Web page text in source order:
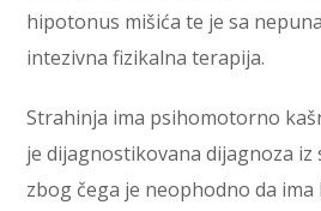
hipotonus mišića te je sa
intezivna fizikalna terapija.
Strahinja ima psihomotorno
je dijagnostikovana dijagnoza iz
zbog čega je neophodno da ima